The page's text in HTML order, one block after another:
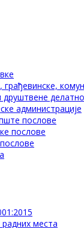
администрације
послове
послове
места